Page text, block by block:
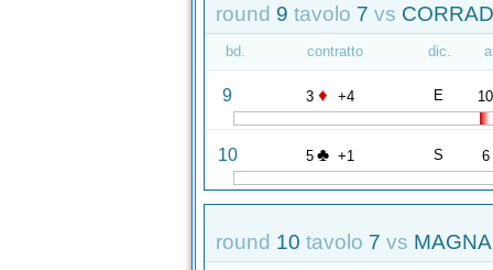
round 9 tavolo 7 vs
bd. contratto dic.
9 3 ♦ +4 E 10
10 5 ♣ +1 S 6
round 10 tavolo 7 vs